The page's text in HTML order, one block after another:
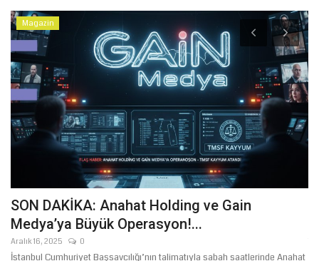
Magazin
SON DAKİKA: Anahat Holding ve Gain
Medya’ya Büyük Operasyon!...
Aralık 16, 2025 0
İstanbul Cumhuriyet Başsavcılığı’nın talimatıyla sabah saatlerinde Anahat